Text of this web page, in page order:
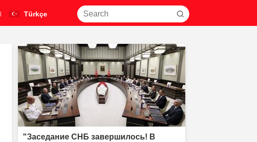
Türkçe
"Заседание СНБ завершилось! В